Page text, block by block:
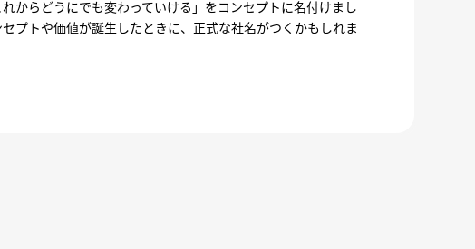
からどうにでも変わっていける」をコンセプトに名付けまし
プトや価値が誕生したときに、正式な社名がつくかもしれま